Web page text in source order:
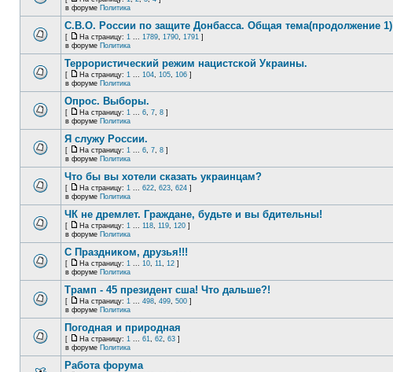
в форуме Политика
С.В.О. России по защите Донбасса. Общая тема(продолжение 1)
[ На страницу: 1 ... 1789, 1790, 1791 ]
в форуме Политика
Террористический режим нацистской Украины.
[ На страницу: 1 ... 104, 105, 106 ]
в форуме Политика
Опрос. Выборы.
[ На страницу: 1 ... 6, 7, 8 ]
в форуме Политика
Я служу России.
[ На страницу: 1 ... 6, 7, 8 ]
в форуме Политика
Что бы вы хотели сказать украинцам?
[ На страницу: 1 ... 622, 623, 624 ]
в форуме Политика
ЧК не дремлет. Граждане, будьте и вы бдительны!
[ На страницу: 1 ... 118, 119, 120 ]
в форуме Политика
С Праздником, друзья!!!
[ На страницу: 1 ... 10, 11, 12 ]
в форуме Политика
Трамп - 45 президент сша! Что дальше?!
[ На страницу: 1 ... 498, 499, 500 ]
в форуме Политика
Погодная и природная
[ На страницу: 1 ... 61, 62, 63 ]
в форуме Политика
Работа форума